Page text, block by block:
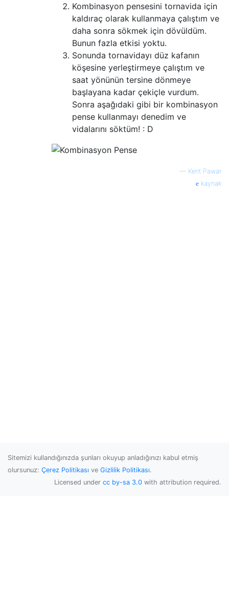
Kombinasyon pensesini tornavida için
kaldıraç olarak kullanmaya çalıştım ve
daha sonra sökmek için dövüldüm.
Bunun fazla etkisi yoktu.
Sonunda tornavidayı düz kafanın
köşesine yerleştirmeye çalıştım ve
saat yönünün tersine dönmeye
başlayana kadar çekiçle vurdum.
Sonra aşağıdaki gibi bir kombinasyon
pense kullanmayı denedim ve
vidalarını söktüm! : D
— Kent Pawar
kaynak
Sitemizi kullandığınızda şunları okuyup anladığınızı kabul etmiş
olursunuz: Çerez Politikası ve Gizlilik Politikası.
Licensed under cc by-sa 3.0 with attribution required.